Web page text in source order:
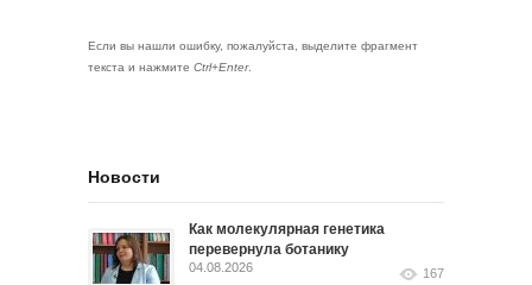
Если вы нашли ошибку, пожалуйста, выделите фрагмент
текста и нажмите Ctrl+Enter.
Новости
Как молекулярная генетика
перевернула ботанику
04.08.2026 167